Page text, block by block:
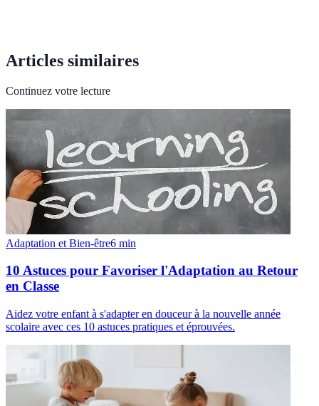
Articles similaires
Continuez votre lecture
Adaptation et Bien-être6 min
10 Astuces pour Favoriser l'Adaptation au Retour
en Classe
Aidez votre enfant à s'adapter en douceur à la nouvelle année
scolaire avec ces 10 astuces pratiques et éprouvées.